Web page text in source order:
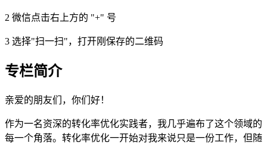
2 微信点击右上方的 "+" 号
3 选择"扫一扫"，打开刚保存的二维码
专栏简介
亲爱的朋友们，你们好！
作为一名资深的转化率优化实践者，我几乎遍布了这个领域的
每一个角落。转化率优化一开始对我来说只是一份工作，但随